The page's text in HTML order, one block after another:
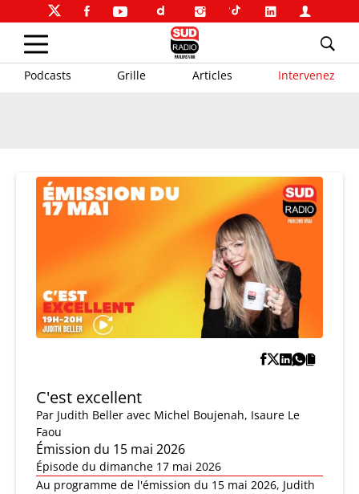
Podcasts Grille Articles Intervenez
C'est excellent
Par Judith Beller avec Michel Boujenah, Isaure Le
Faou
Émission du 15 mai 2026
Épisode du dimanche 17 mai 2026
Au programme de l'émission du 15 mai 2026, Judith